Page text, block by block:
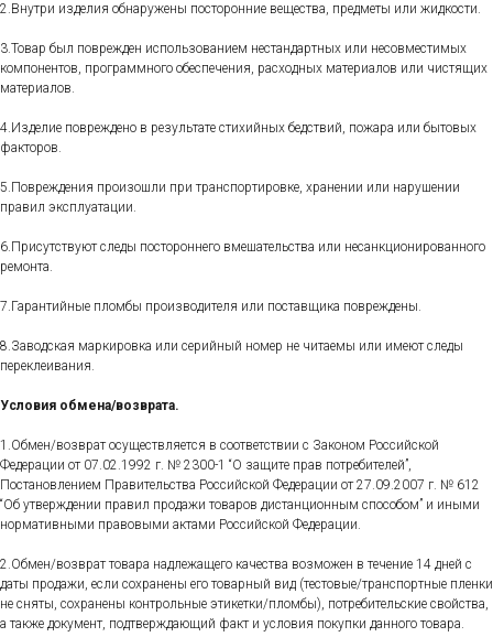
2.Внутри изделия обнаружены посторонние вещества, предметы или жидкости.
3.Товар был поврежден использованием нестандартных или несовместимых
компонентов, программного обеспечения, расходных материалов или чистящих
материалов.
4.Изделие повреждено в результате стихийных бедствий, пожара или бытовых
факторов.
5.Повреждения произошли при транспортировке, хранении или нарушении
правил эксплуатации.
6.Присутствуют следы постороннего вмешательства или несанкционированного
ремонта.
7.Гарантийные пломбы производителя или поставщика повреждены.
8.Заводская маркировка или серийный номер не читаемы или имеют следы
переклеивания.
Условия обмена/возврата.
1.Обмен/возврат осуществляется в соответствии с Законом Российской
Федерации от 07.02.1992 г. № 2300-1 “О защите прав потребителей”,
Постановлением Правительства Российской Федерации от 27.09.2007 г. № 612
“Об утверждении правил продажи товаров дистанционным способом” и иными
нормативными правовыми актами Российской Федерации.
2.Обмен/возврат товара надлежащего качества возможен в течение 14 дней с
даты продажи, если сохранены его товарный вид (тестовые/транспортные пленки
не сняты, сохранены контрольные этикетки/пломбы), потребительские свойства,
а также документ, подтверждающий факт и условия покупки данного товара.